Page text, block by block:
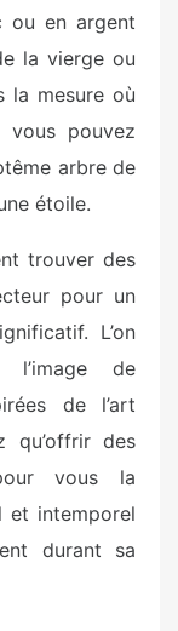
ou en argent
la vierge ou
la mesure où
vous pouvez
arbre de
étoile.
trouver des
pour un
L’on
de
de l’art
qu’offrir des
vous la
et intemporel
durant sa